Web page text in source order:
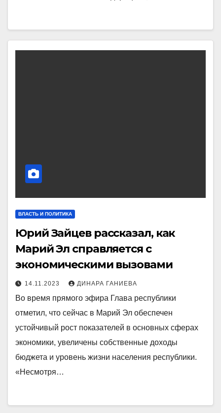
ВЛАСТЬ И ПОЛИТИКА
Юрий Зайцев рассказал, как
Марий Эл справляется с
экономическими вызовами
14.11.2023 ДИНАРА ГАНИЕВА
Во время прямого эфира Глава республики
отметил, что сейчас в Марий Эл обеспечен
устойчивый рост показателей в основных сферах
экономики, увеличены собственные доходы
бюджета и уровень жизни населения республики.
«Несмотря…